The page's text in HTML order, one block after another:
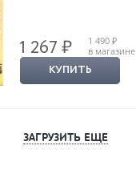
1 267 ₽
1 490 ₽
в магазине
КУПИТЬ
ЗАГРУЗИТЬ ЕЩЕ